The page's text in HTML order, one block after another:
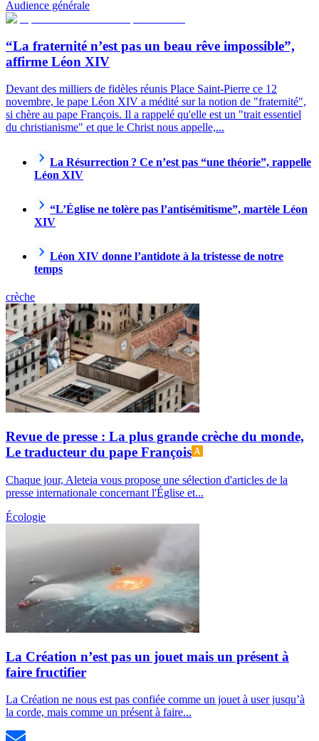
Audience générale
“La fraternité n’est pas un beau rêve impossible”,
affirme Léon XIV
Devant des milliers de fidèles réunis Place Saint-Pierre ce 12
novembre, le pape Léon XIV a médité sur la notion de "fraternité",
si chère au pape François. Il a rappelé qu'elle est un "trait essentiel
du christianisme" et que le Christ nous appelle,...
La Résurrection ? Ce n’est pas “une théorie”, rappelle
Léon XIV
“L’Église ne tolère pas l’antisémitisme”, martèle Léon
XIV
Léon XIV donne l’antidote à la tristesse de notre
temps
crèche
Revue de presse : La plus grande crèche du monde,
Le traducteur du pape François
Chaque jour, Aleteia vous propose une sélection d'articles de la
presse internationale concernant l'Église et...
Écologie
La Création n’est pas un jouet mais un présent à
faire fructifier
La Création ne nous est pas confiée comme un jouet à user jusqu’à
la corde, mais comme un présent à faire...